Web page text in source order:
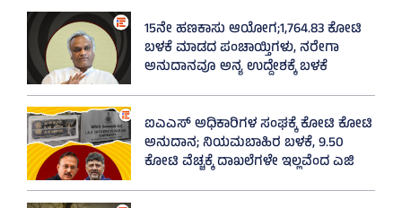
15ನೇ ಹಣಕಾಸು ಆಯೋಗ;1,764.83 ಕೋಟಿ
ಬಳಕೆ ಮಾಡದ ಪಂಚಾಯ್ತಿಗಳು, ನರೇಗಾ
ಅನುದಾನವೂ ಅನ್ಯ ಉದ್ದೇಶಕ್ಕೆ ಬಳಕೆ
ಐಎಎಸ್‌ ಅಧಿಕಾರಿಗಳ ಸಂಘಕ್ಕೆ ಕೋಟಿ ಕೋಟಿ
ಅನುದಾನ; ನಿಯಮಬಾಹಿರ ಬಳಕೆ, 9.50
ಕೋಟಿ ವೆಚ್ಚಕ್ಕೆ ದಾಖಲೆಗಳೇ ಇಲ್ಲವೆಂದ ಎಜಿ